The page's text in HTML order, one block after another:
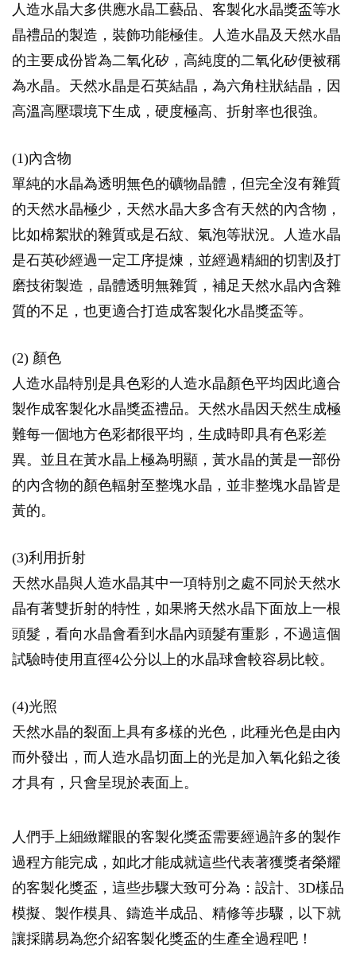
人造水晶大多供應水晶工藝品、客製化水晶獎盃等水
晶禮品的製造，裝飾功能極佳。人造水晶及天然水晶
的主要成份皆為二氧化矽，高純度的二氧化矽便被稱
為水晶。天然水晶是石英結晶，為六角柱狀結晶，因
高溫高壓環境下生成，硬度極高、折射率也很強。
(1)內含物
單純的水晶為透明無色的礦物晶體，但完全沒有雜質
的天然水晶極少，天然水晶大多含有天然的內含物，
比如棉絮狀的雜質或是石紋、氣泡等狀況。人造水晶
是石英砂經過一定工序提煉，並經過精細的切割及打
磨技術製造，晶體透明無雜質，補足天然水晶內含雜
質的不足，也更適合打造成客製化水晶獎盃等。
(2) 顏色
人造水晶特別是具色彩的人造水晶顏色平均因此適合
製作成客製化水晶獎盃禮品。天然水晶因天然生成極
難每一個地方色彩都很平均，生成時即具有色彩差
異。並且在黃水晶上極為明顯，黃水晶的黃是一部份
的內含物的顏色輻射至整塊水晶，並非整塊水晶皆是
黃的。
(3)利用折射
天然水晶與人造水晶其中一項特別之處不同於天然水
晶有著雙折射的特性，如果將天然水晶下面放上一根
頭髮，看向水晶會看到水晶內頭髮有重影，不過這個
試驗時使用直徑4公分以上的水晶球會較容易比較。
(4)光照
天然水晶的裂面上具有多樣的光色，此種光色是由內
而外發出，而人造水晶切面上的光是加入氧化鉛之後
才具有，只會呈現於表面上。
人們手上細緻耀眼的客製化獎盃需要經過許多的製作
過程方能完成，如此才能成就這些代表著獲獎者榮耀
的客製化獎盃，這些步驟大致可分為：設計、3D樣品
模擬、製作模具、鑄造半成品、精修等步驟，以下就
讓採購易為您介紹客製化獎盃的生產全過程吧！